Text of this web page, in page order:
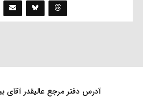
آدرس دفتر مرجع عالیقدر آقای